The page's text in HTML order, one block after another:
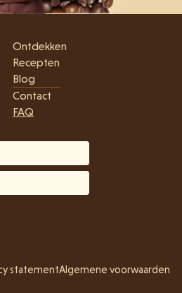
Ontdekken
Recepten
Blog
Contact
FAQ
statementAlgemene voorwaarden